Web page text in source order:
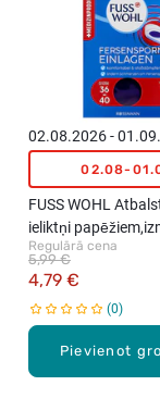
Pievienot
02.08.2026 -
02.08-
FUSS WOHL
ieliktņi
40, 1pāris
Regulārā cena
4,79 €
5,99 €
0